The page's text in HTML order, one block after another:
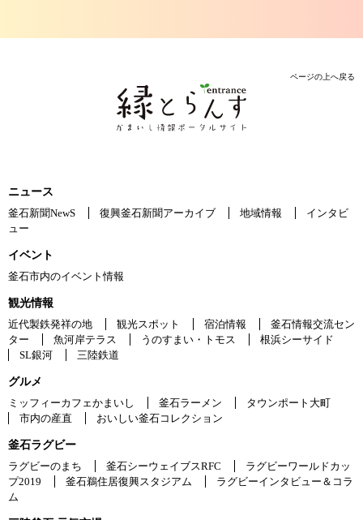
ページの上へ戻る
ニュース
釜石新聞NewS
復興釜石新聞アーカイブ 地域情報
インタビ
ュー
イベント
釜石市内のイベント情報
観光情報
近代製鉄発祥の地
観光スポット 宿泊情報
釜石情報交流セン
ター
魚河岸テラス うのすまい・トモス
根浜シーサイド
SL銀河
三陸鉄道
グルメ
ミッフィーカフェかまいし
釜石ラーメン
タウンポート大町
市内の産直
おいしい釜石コレクション
釜石ラグビー
ラグビーのまち
釜石シーウェイブスRFC
ラグビーワールドカッ
プ2019
釜石鵜住居復興スタジアム
ラグビーインタビュー＆コラ
ム